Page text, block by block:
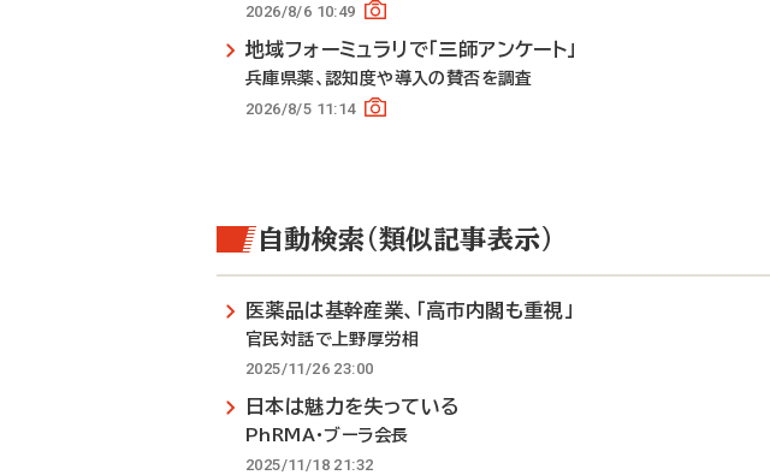
2026/8/6 10:49
地域フォーミュラリで「三師アンケート」
兵庫県薬、認知度や導入の賛否を調査
2026/8/5 11:14
自動検索（類似記事表示）
医薬品は基幹産業、「高市内閣も重視」
官民対話で上野厚労相
2025/11/26 23:00
日本は魅力を失っている
PhRMA・ブーラ会長
2025/11/18 21:32